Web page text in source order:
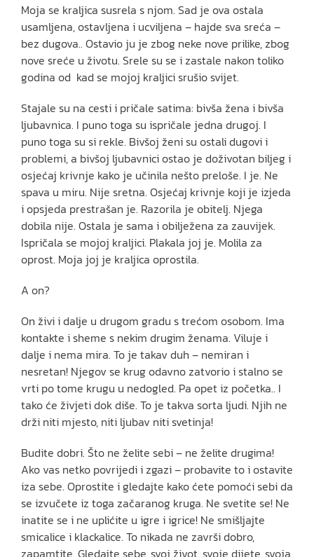
Moja se kraljica susrela s njom. Sad je ova ostala
usamljena, ostavljena i ucviljena – hajde sva sreća –
bez dugova.. Ostavio ju je zbog neke nove prilike, zbog
nove sreće u životu. Srele su se i zastale nakon toliko
godina od kad se mojoj kraljici srušio svijet.
Stajale su na cesti i pričale satima: bivša žena i bivša
ljubavnica. I puno toga su ispričale jedna drugoj. I
puno toga su si rekle. Bivšoj ženi su ostali dugovi i
problemi, a bivšoj ljubavnici ostao je doživotan biljeg i
osjećaj krivnje kako je učinila nešto preloše. I je. Ne
spava u miru. Nije sretna. Osjećaj krivnje koji je izjeda
i opsjeda prestrašan je. Razorila je obitelj. Njega
dobila nije. Ostala je sama i obilježena za zauvijek.
Ispričala se mojoj kraljici. Plakala joj je. Molila za
oprost. Moja joj je kraljica oprostila.
A on?
On živi i dalje u drugom gradu s trećom osobom. Ima
kontakte i sheme s nekim drugim ženama. Viluje i
dalje i nema mira. To je takav duh – nemiran i
nesretan! Njegov se krug odavno zatvorio i stalno se
vrti po tome krugu u nedogled. Pa opet iz početka.. I
tako će živjeti dok diše. To je takva sorta ljudi. Njih ne
drži niti mjesto, niti ljubav niti svetinja!
Budite dobri. Što ne želite sebi – ne želite drugima!
Ako vas netko povrijedi i zgazi – probavite to i ostavite
iza sebe. Oprostite i gledajte kako ćete pomoći sebi da
se izvučete iz toga začaranog kruga. Ne svetite se! Ne
inatite se i ne uplićite u igre i igrice! Ne smišljajte
smicalice i klackalice. To nikada ne završi dobro,
zapamtite. Gledajte sebe, svoj život, svoje dijete, svoja